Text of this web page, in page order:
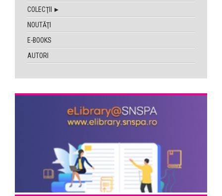
COLECŢII
NOUTĂŢI
E-BOOKS
AUTORI